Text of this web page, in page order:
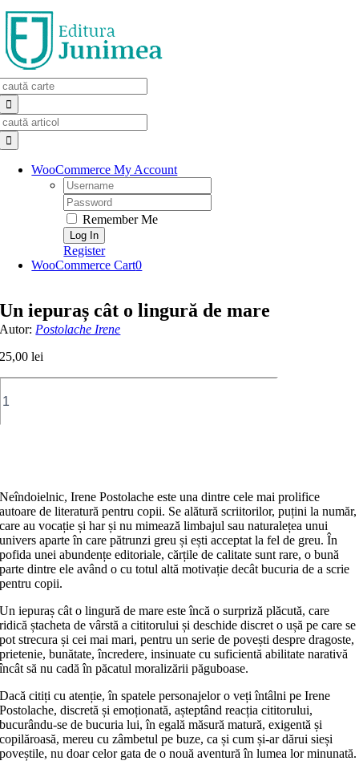
Skip
to
content
WooCommerce My Account
Username:
Password:
Remember Me
Register
WooCommerce Cart0
Un iepuraș cât o lingură de mare
Autor: Postolache Irene
25,00lei
Neîndoielnic, Irene Postolache este una dintre cele mai prolifice
autoare de literatură pentru copii. Se alătură scriitorilor, puțini la număr,
care au vocație și har și nu mimează limbajul sau naturalețea unui
univers aparte în care pătrunzi greu și ești acceptat la fel de greu. În
pofida unei abundențe editoriale, cărțile de calitate sunt rare, o bună
parte dintre ele având o cu totul altă motivație decât bucuria de a scrie
pentru copii.
Un iepuraș cât o lingură de mare este încă o surpriză plăcută, care
ridică ștacheta de vârstă a cititorului și deschide discret o ușă pe care se
pot strecura și cei mai mari, pentru un serie de povești despre dragoste,
prietenie, bunătate, încredere, insinuate cu suficientă abilitate narativă
încât să nu cadă în păcatul moralizării păguboase.
Dacă citiți cu atenție, în spatele personajelor o veți întâlni pe Irene
Postolache, discretă și emoționată, așteptând reacția cititorului,
bucurându-se de bucuria lui, în egală măsură matură, exigentă și
copilăroasă, mereu cu zâmbetul pe buze, ca și cum și-ar dărui sieși
poveștile, nu doar celor gata de o nouă aventură în lumea lor minunată.